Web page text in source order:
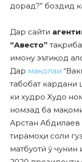
дорад?” боздид
Дар сайти
“Авесто”
имону эътиқод
Дар мақолаи
табобат
ки худро Худо
номзад ба
Арстан
тирамоҳи соли
матбуотӣ ӯ чунин